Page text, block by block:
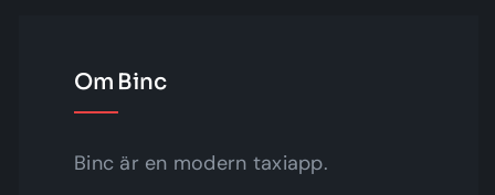
Om Binc
Binc är en modern taxiapp.